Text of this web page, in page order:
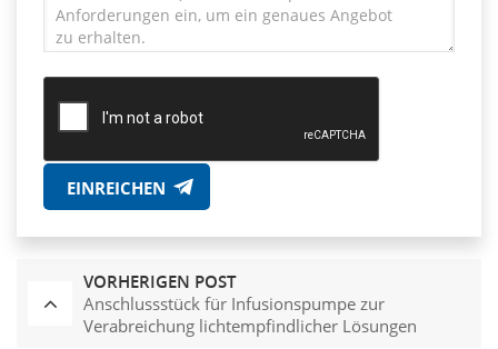
EINREICHEN
VORHERIGEN POST
Anschlussstück für Infusionspumpe zur
Verabreichung lichtempfindlicher Lösungen